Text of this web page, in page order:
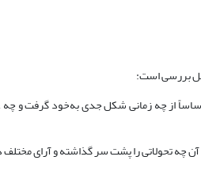
بررسی است:
از چه زمانی شکل جدی به‌خود گرفت و چه
چه تحولاتی را پشت سر گذاشته و آرای